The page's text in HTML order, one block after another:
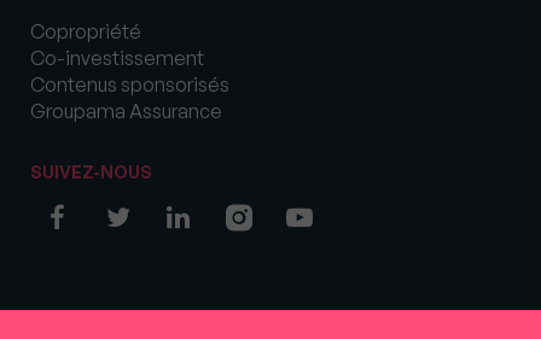
Copropriété
Co-investissement
Contenus sponsorisés
Groupama Assurance
SUIVEZ-NOUS